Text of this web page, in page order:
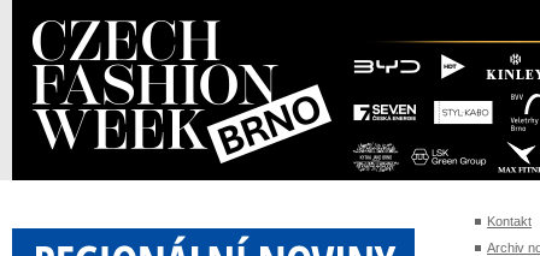
Kontakt
Archiv